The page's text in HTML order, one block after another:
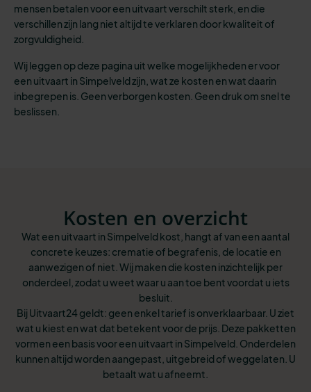
mensen betalen voor een uitvaart verschilt sterk, en die
verschillen zijn lang niet altijd te verklaren door kwaliteit of
zorgvuldigheid.
Wij leggen op deze pagina uit welke mogelijkheden er voor
een uitvaart in Simpelveld zijn, wat ze kosten en wat daarin
inbegrepen is. Geen verborgen kosten. Geen druk om snel te
beslissen.
Kosten en overzicht
Wat een uitvaart in Simpelveld kost, hangt af van een aantal
concrete keuzes: crematie of begrafenis, de locatie en
aanwezigen of niet. Wij maken die kosten inzichtelijk per
onderdeel, zodat u weet waar u aan toe bent voordat u iets
besluit.
Bij Uitvaart24 geldt: geen enkel tarief is onverklaarbaar. U ziet
wat u kiest en wat dat betekent voor de prijs. Deze pakketten
vormen een basis voor een uitvaart in Simpelveld. Onderdelen
kunnen altijd worden aangepast, uitgebreid of weggelaten. U
betaalt wat u afneemt.